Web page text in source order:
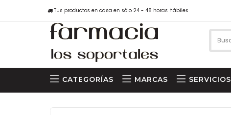
Tus productos en casa en sólo 24 - 48 horas hábiles
CATEGORÍAS MARCAS SERVICIOS